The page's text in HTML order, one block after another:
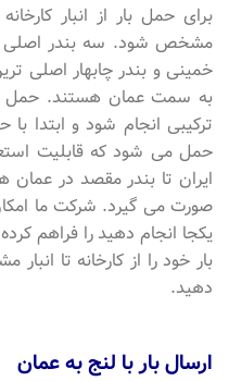
برای حمل بار از انبار
مشخص شود. سه بندر اصلی
خمینی و بندر چابهار اصلی
به سمت عمان هستند. حمل
ترکیبی انجام شود و ابتدا با
حمل می شود که قابلیت
ایران تا بندر مقصد در
صورت می گیرد. شرکت ما
یکجا انجام دهید را فراهم
بار خود را از کارخانه تا
دهید.
ارسال بار با لنج به عمان